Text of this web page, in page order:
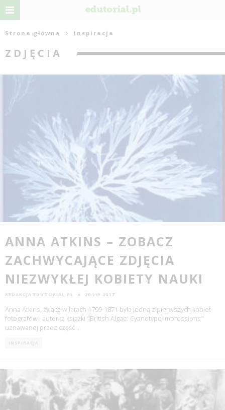
Strona główna Inspiracja
ZDJĘCIA
ANNA ATKINS – ZOBACZ
ZACHWYCAJĄCE ZDJĘCIA
NIEZWYKŁEJ KOBIETY NAUKI
REDAKCJA EDUTORIAL.PL 20 LIP 2017
Anna Atkins, żyjąca w latach 1799-1871 była jedną z pierwszych kobiet-
fotografów i autorką książki "British Algae: Cyanotype Impressions"
uznawanej przez część ...
INSPIRACJA